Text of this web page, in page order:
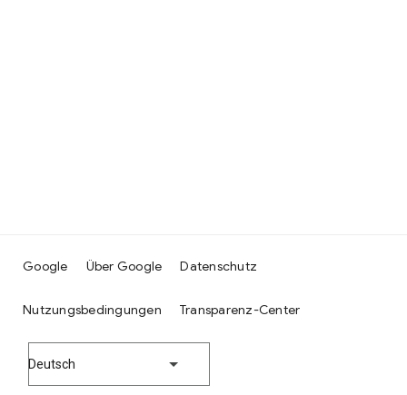
Google Über Google Datenschutz
Nutzungsbedingungen Transparenz-Center
Deutsch